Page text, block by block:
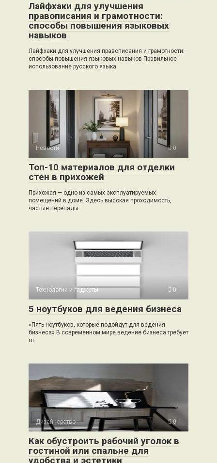
Лайфхаки для улучшения
правописания и грамотности:
способы повышения языковых
навыков
Лайфхаки для улучшения правописания и грамотности:
способы повышения языковых навыков Правильное
использование русского языка
Новости 0
Топ-10 материалов для отделки
стен в прихожей
Прихожая — одно из самых эксплуатируемых
помещений в доме. Здесь высокая проходимость,
частые перепады
Технологии и гаджеты 0
5 ноутбуков для ведения бизнеса
«Пять ноутбуков, которые подойдут для ведения
бизнеса» В современном мире ведение бизнеса требует
от
Дизайнерство 0
Как обустроить рабочий уголок в
гостиной или спальне для
удобства и эстетики